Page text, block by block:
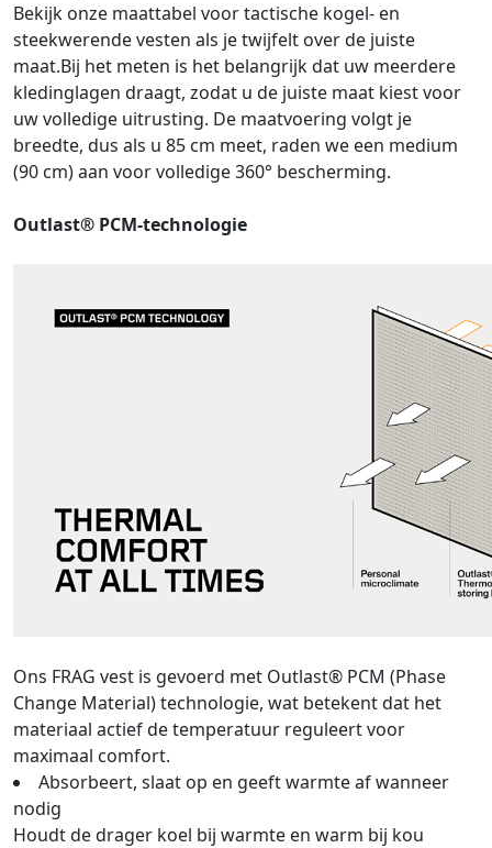
Bekijk onze maattabel voor tactische kogel- en
steekwerende vesten als je twijfelt over de juiste
maat.Bij het meten is het belangrijk dat uw meerdere
kledinglagen draagt, zodat u de juiste maat kiest voor
uw volledige uitrusting. De maatvoering volgt je
breedte, dus als u 85 cm meet, raden we een medium
(90 cm) aan voor volledige 360° bescherming.
Outlast® PCM-technologie
Ons FRAG vest is gevoerd met Outlast® PCM (Phase
Change Material) technologie, wat betekent dat het
materiaal actief de temperatuur reguleert voor
maximaal comfort.
Absorbeert, slaat op en geeft warmte af wanneer
nodig
Houdt de drager koel bij warmte en warm bij kou